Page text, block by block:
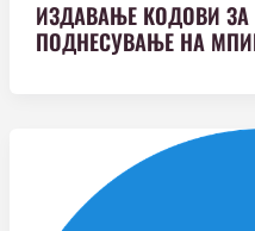
ИЗДАВАЊЕ КОДОВИ
ПОДНЕСУВАЊЕ НА